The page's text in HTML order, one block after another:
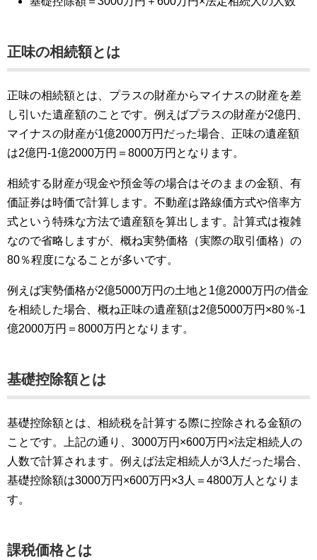
正味の相続額とは
正味の相続額とは、プラスの財産からマイナスの財産を差
し引いた遺産額のことです。例えばプラスの財産が2億円、
マイナスの財産が1億2000万円だった場合、正味の遺産額
は2億円-1億2000万円＝8000万円となります。
相続する財産が現金や預金等の場合はそのままの金額、有
価証券は時価で計算します。不動産は路線価方式や倍率方
式という特殊な方法で遺産額を算出します。計算式は複雑
なので省略しますが、概ね実勢価格（実際の取引価格）の
80％程度になることが多いです。
例えば実勢価格が2億5000万円の土地と1億2000万円の借金
を相続した場合、概ね正味の遺産額は2億5000万円×80％-1
億2000万円＝8000万円となります。
基礎控除額とは
基礎控除額とは、相続税を計算する際に控除される金額の
ことです。上記の通り、3000万円×600万円×法定相続人の
人数で計算されます。例えば法定相続人が3人だった場合、
基礎控除額は3000万円×600万円×3人＝4800万人となりま
す。
課税価格とは